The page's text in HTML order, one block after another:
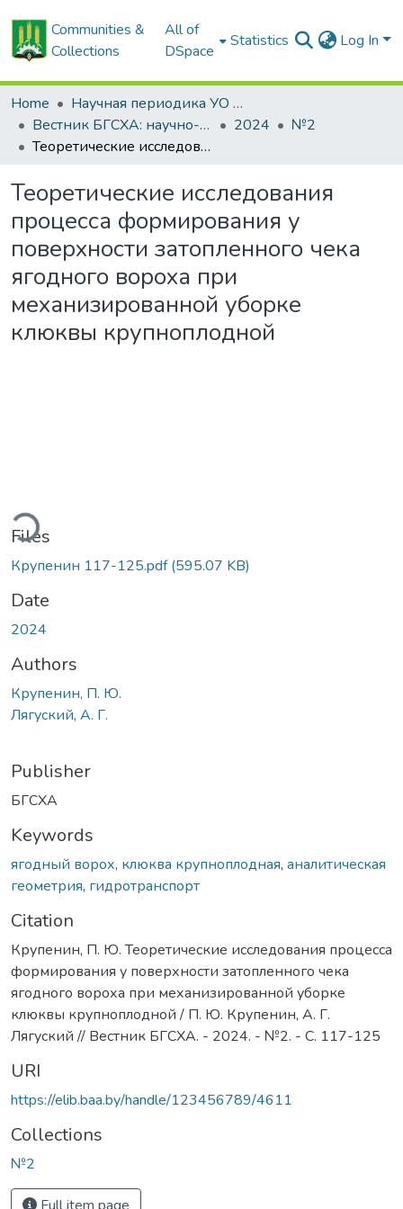
Communities &
Collections
All of
DSpace
Statistics Log In
Home
Научная периодика УО БГСХА
Вестник БГСХА: научно-методический журнал Белорусской государственной сельскохозяйственной академии
2024
№2
Теоретические исследования процесса формирования у поверхности затопленного чека ягодного вороха при механизированной уборке клюквы крупноплодной
Теоретические исследования
процесса формирования у
поверхности затопленного чека
ягодного вороха при
механизированной уборке
клюквы крупноплодной
Files
Крупенин 117-125.pdf(595.07 KB)
Date
2024
Authors
Крупенин, П. Ю.
Лягуский, А. Г.
Publisher
БГСХА
Keywords
ягодный ворох, клюква крупноплодная, аналитическая
геометрия, гидротранспорт
Citation
Крупенин, П. Ю. Теоретические исследования процесса
формирования у поверхности затопленного чека
ягодного вороха при механизированной уборке
клюквы крупноплодной / П. Ю. Крупенин, А. Г.
Лягуский // Вестник БГСХА. - 2024. - №2. - С. 117-125
URI
https://elib.baa.by/handle/123456789/4611
Collections
№2